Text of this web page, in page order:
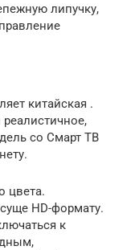
липучку,
китайская .
со Смарт ТВ
цвета.
HD-формату.
к